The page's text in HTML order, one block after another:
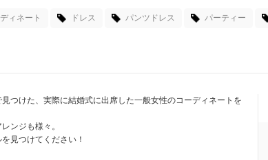
ィネート ドレス パンツドレス パーティー
つけた、実際に結婚式に出席した一般女性のコーディネートを
ンジも様々。
見つけてください！